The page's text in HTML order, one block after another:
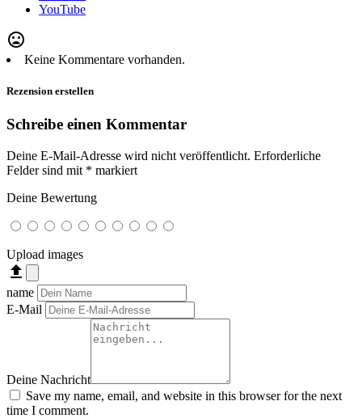
YouTube
mood_bad
Keine Kommentare vorhanden.
Rezension erstellen
Schreibe einen Kommentar
Deine E-Mail-Adresse wird nicht veröffentlicht. Erforderliche
Felder sind mit * markiert
Deine Bewertung
Upload images
file_upload
name
E-Mail
Deine Nachricht
Save my name, email, and website in this browser for the next
time I comment.